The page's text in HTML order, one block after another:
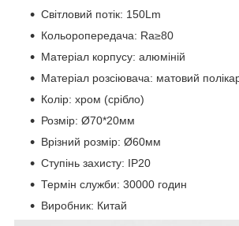
Світловий потік: 150Lm
Кольоропередача: Ra≥80
Матеріал корпусу: алюміній
Матеріал розсіювача: матовий
Колір: хром (срібло)
Розмір: Ø70*20мм
Врізний розмір: Ø60мм
Ступінь захисту: IP20
Термін служби: 30000 годин
Виробник: Китай